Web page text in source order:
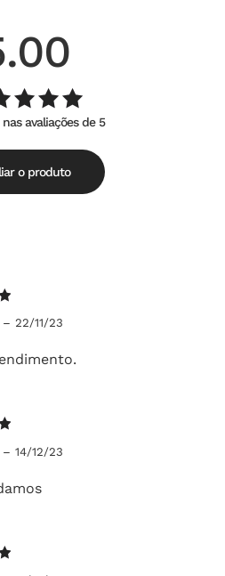
de
5
avaliações de 5
o produto
– 22/11/23
– 14/12/23